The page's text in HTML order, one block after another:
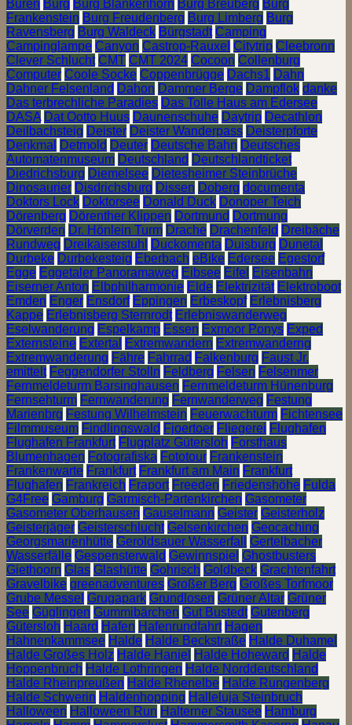
Büren Burg Burg Blankenhorn Burg Breuberg Burg
Frankenstein Burg Freudenberg Burg Limberg Burg
Ravensberg Burg Waldeck Bürgstadt Camping
Campinglampe Canyon Castrop-Rauxel Citytrip Cleebronn
Clever Schlucht CMT CMT 2024 Cocoon Collenburg
Computer Coole Socke Coppenbrügge Dachs1 Dahn
Dahner Felsenland Dahon Dammer Berge Dampflok danke
Das terbrechliche Paradies Das Tolle Haus am Edersee
DASA Dat Ootto Huus Daunenschuhe Daytrip Decathlon
Deilbachsteig Deister Deister Wanderpass Deisterpforte
Denkmal
Detmold Deuter Deutsche Bahn Deutsches
Automatenmuseum Deutschland Deutschlandticket
Diedrichsburg Diemelsee Dietesheimer Steinbrüche
Dinosaurier Disdrichsburg Dissen Doberg documenta
Doktors Lock Doktorsee Donald Duck Donoper Teich
Dörenberg Dörenther Klippen Dortmund Dortmung
Dörverden Dr. Hönlein Turm Drache Drachenfeld Dreibäche
Rundweg Dreikaiserstuhl Duckomenta Duisburg Dunetal
Durbeke Durbekesteig Eberbach eBike Edersee Egestorf
Egge Eggetaler Panoramaweg Eibsee Eifel Eisenbahn
Eiserner Anton Elbphilharmonie Elde Elektrizität Elektroboot
Emden Enger Ensdorf Eppingen Erbeskopf Erlebnisberg
Kappe Erlebnisberg Sternrodt Erlebniswanderweg
Eselwanderung Espelkamp Essen Exmoor Ponys Exped
Externsteine Extertal Extremwandern Extremwanderng
Extremwanderung Fähre Fahrrad Falkenburg Faust Jr.
emittelt Feggendorfer Stolln Feldberg Felsen Felsenmer
Fernmeldeturm Barsinghausen Fernmeldeturm Hünenburg
Fernsehturm Fernwanderung Fernwanderweg Festung
Marienbrg Festung Wilhelmstein Feuerwachturm Fichtensee
Filmmuseum Findlingswald Fjoertoer Fliegerei Flughafen
Flughafen Frankfurt Flugplatz Gütersloh Forsthaus
Blumenhagen Fotografiska Fototour Frankenstein
Frankenwarte Frankfurt Frankfurt am Main Frankfurt
Flughafen Frankreich Fraport Freeden Friedenshöhe Fulda
G4Free Gamburg Garmisch-Partenkirchen Gasometer
Gasometer Oberhausen Gauselmann Geister Geisterholz
Geisterjäger Geisterschlucht Gelsenkirchen Geocaching
Georgsmarienhütte Geroldsauer Wasserfall
Gertelbacher
Wasserfälle Gespensterwald Gewinnspiel Ghostbusters
Giethoorn Glas Glashütte Gohrisch Goldbeck Grachtenfahrt
Gravelbike greenadventures Großer Berg Großes Torfmoor
Grube Messel Grugapark Grundlosen Grüner Altar Grüner
See Güglingen Gummibärchen Gut Bustedt Gutenberg
Gütersloh Haard Hafen Hafenrundfahrt Hagen
Hahnenkammsee Halde Halde Beckstraße Halde Duhamel
Halde Großes Holz Halde Haniel Halde Hoheward Halde
Hoppenbruch Halde Lothringen Halde Norddeutschland
Halde Rheinpreußen Halde Rhenelbe Halde Rungenberg
Halde Schwerin Haldenhopping Halleluja Steinbruch
Halloween Halloween Run Halterner Stausee Hamburg